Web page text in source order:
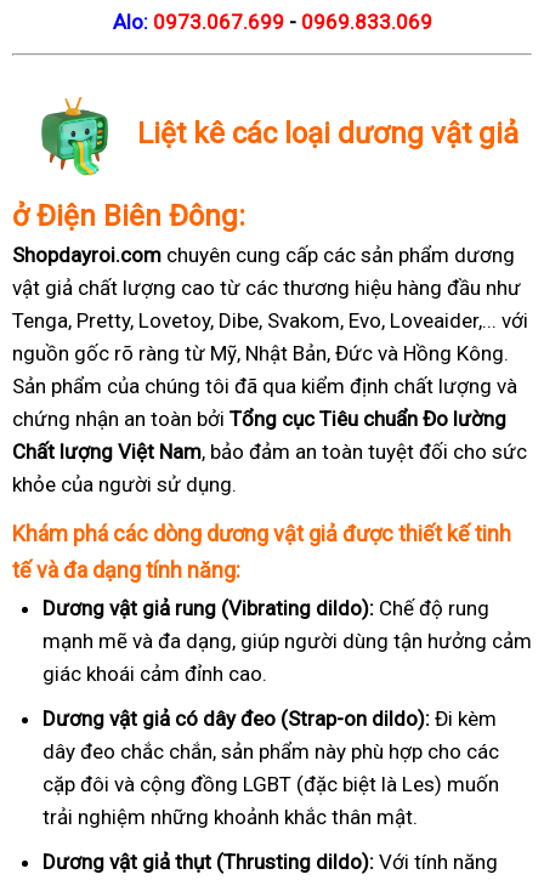
Alo: 0973.067.699 - 0969.833.069
Liệt kê các loại dương vật giả
ở Điện Biên Đông:
Shopdayroi.com chuyên cung cấp các sản phẩm dương
vật giả chất lượng cao từ các thương hiệu hàng đầu như
Tenga, Pretty, Lovetoy, Dibe, Svakom, Evo, Loveaider,... với
nguồn gốc rõ ràng từ Mỹ, Nhật Bản, Đức và Hồng Kông.
Sản phẩm của chúng tôi đã qua kiểm định chất lượng và
chứng nhận an toàn bởi Tổng cục Tiêu chuẩn Đo lường
Chất lượng Việt Nam, bảo đảm an toàn tuyệt đối cho sức
khỏe của người sử dụng.
Khám phá các dòng dương vật giả được thiết kế tinh
tế và đa dạng tính năng:
Dương vật giả rung (Vibrating dildo): Chế độ rung
mạnh mẽ và đa dạng, giúp người dùng tận hưởng cảm
giác khoái cảm đỉnh cao.
Dương vật giả có dây đeo (Strap-on dildo): Đi kèm
dây đeo chắc chắn, sản phẩm này phù hợp cho các
cặp đôi và cộng đồng LGBT (đặc biệt là Les) muốn
trải nghiệm những khoảnh khắc thân mật.
Dương vật giả thụt (Thrusting dildo): Với tính năng